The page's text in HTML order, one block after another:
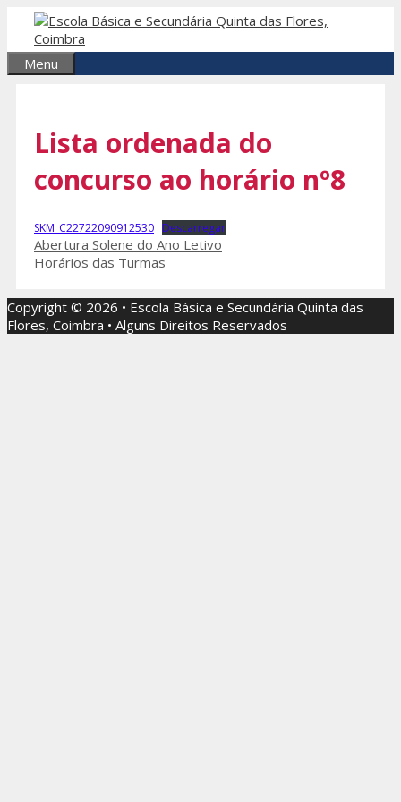
Saltar
o
conteúdo
Menu
Lista ordenada do
concurso ao horário nº8
SKM_C22722090912530 Descarregar
Navegação
de
Abertura Solene do Ano Letivo
Horários das Turmas
Copyright © 2026 • Escola Básica e Secundária Quinta das
Flores, Coimbra • Alguns Direitos Reservados